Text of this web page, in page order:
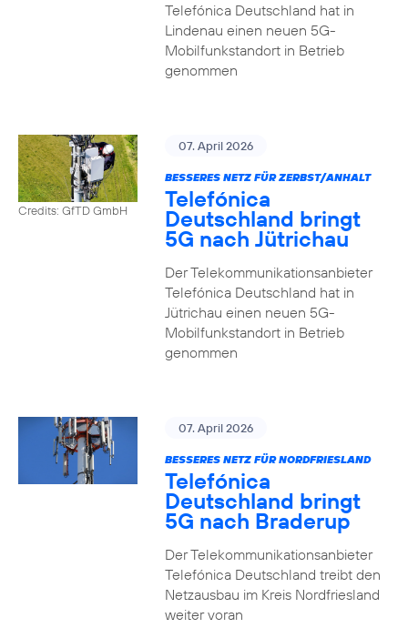
Telefónica Deutschland hat in
Lindenau einen neuen 5G-
Mobilfunkstandort in Betrieb
genommen
Credits: GfTD GmbH
07. April 2026
BESSERES NETZ FÜR ZERBST/ANHALT
Telefónica
Deutschland bringt
5G nach Jütrichau
Der Telekommunikationsanbieter
Telefónica Deutschland hat in
Jütrichau einen neuen 5G-
Mobilfunkstandort in Betrieb
genommen
07. April 2026
BESSERES NETZ FÜR NORDFRIESLAND
Telefónica
Deutschland bringt
5G nach Braderup
Der Telekommunikationsanbieter
Telefónica Deutschland treibt den
Netzausbau im Kreis Nordfriesland
weiter voran